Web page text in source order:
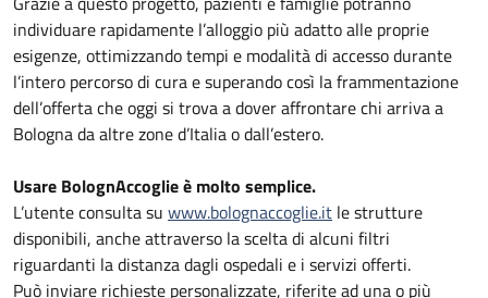
individuare rapidamente l’alloggio più adatto alle proprie
esigenze, ottimizzando tempi e modalità di accesso durante
l’intero percorso di cura e superando così la frammentazione
dell’offerta che oggi si trova a dover affrontare chi arriva a
Bologna da altre zone d’Italia o dall’estero.
Usare BolognAccoglie è molto semplice.
L’utente consulta su www.bolognaccoglie.it le strutture
disponibili, anche attraverso la scelta di alcuni filtri
riguardanti la distanza dagli ospedali e i servizi offerti.
Può inviare richieste personalizzate, riferite ad una o più